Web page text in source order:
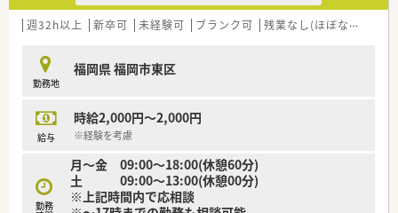
週32h以上 新卒可 未経験可 ブランク可 残業なし(ほぼなし含む)
勤務地
福岡県 福岡市東区
給与
時給2,000円～2,000円
※経験を考慮
勤務
月～金 09:00～18:00(休憩60分)
土 09:00～13:00(休憩00分)
※上記時間内で応相談